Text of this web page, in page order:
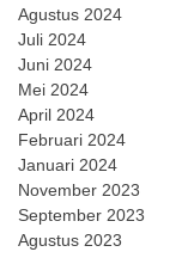
Agustus 2024
Juli 2024
Juni 2024
Mei 2024
April 2024
Februari 2024
Januari 2024
November 2023
September 2023
Agustus 2023